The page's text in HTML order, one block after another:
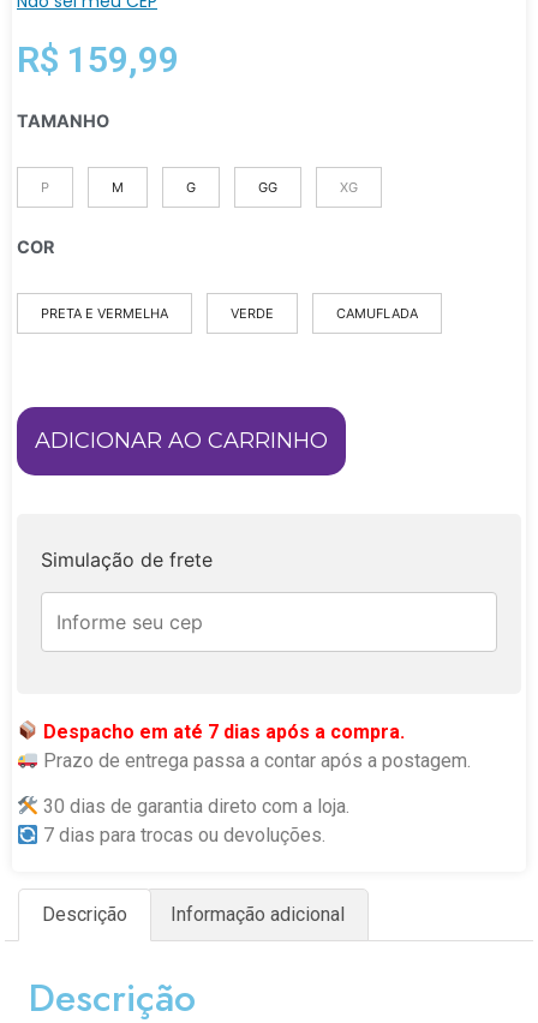
R$ 159,99
TAMANHO
P M G GG XG
COR
PRETA E VERMELHA VERDE CAMUFLADA
ADICIONAR AO CARRINHO
Simulação de frete
Despacho em até 7 dias após a compra.
Prazo de entrega passa a contar após a postagem.
30 dias de garantia direto com a loja.
7 dias para trocas ou devoluções.
Descrição Informação adicional
Descrição